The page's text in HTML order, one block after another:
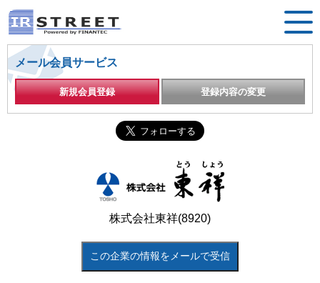
メール会員サービス
新規会員登録 登録内容の変更
株式会社東祥(8920)
この企業の情報をメールで受信